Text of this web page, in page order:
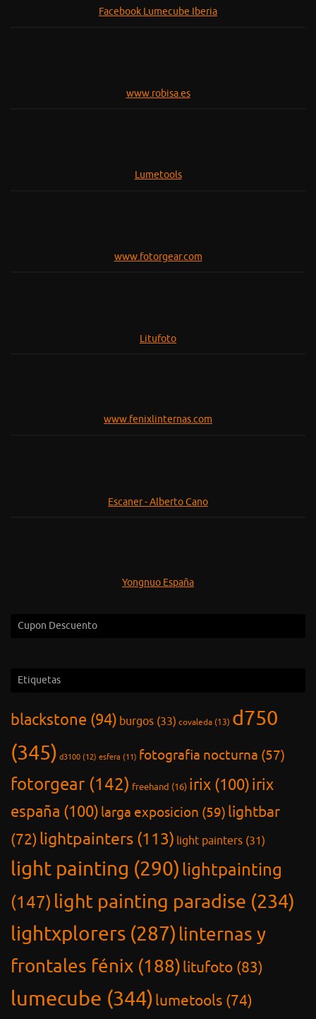
Facebook Lumecube Iberia
www.robisa.es
Lumetools
www.fotorgear.com
Litufoto
www.fenixlinternas.com
Escaner - Alberto Cano
Yongnuo España
Cupon Descuento
Etiquetas
blackstone (94) burgos (33) covaleda (13) d750
(345) d3100 (12) esfera (11) fotografia nocturna (57)
fotorgear (142) freehand (16) irix (100)irix
españa (100) larga exposicion (59) lightbar
(72)lightpainters (113) light painters (31)
light painting (290) lightpainting
(147) light painting paradise (234)
lightxplorers (287) linternas y
frontales fénix (188)litufoto (83)
lumecube (344)lumetools (74)